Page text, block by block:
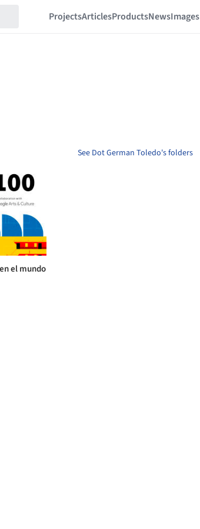
ProjectsArticlesProductsNewsImages
See Dot German Toledo's folders
el mundo